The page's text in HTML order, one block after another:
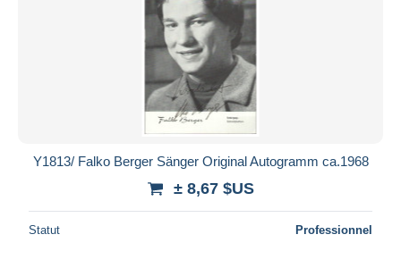
Y1813/ Falko Berger Sänger Original Autogramm ca.1968
± 8,67 $US
Statut Professionnel